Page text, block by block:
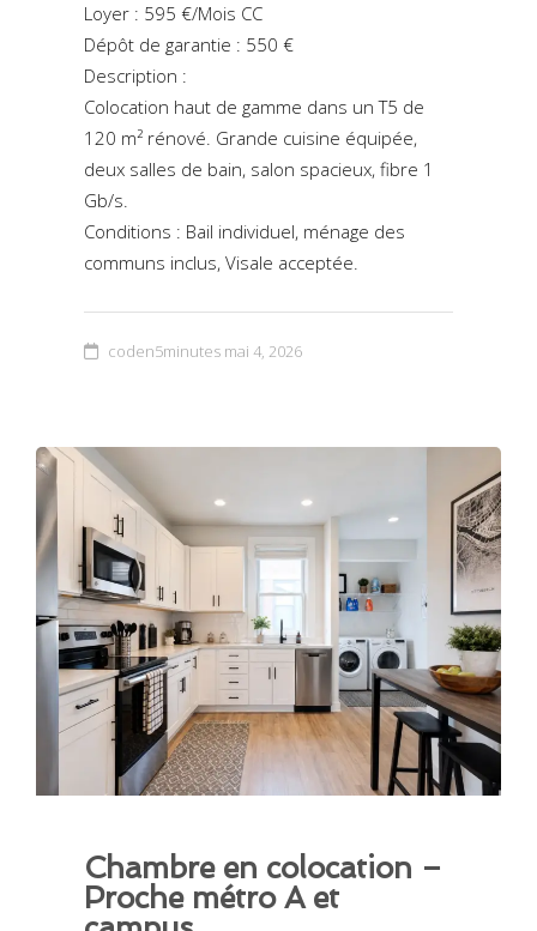
Loyer : 595 €/Mois CC
Dépôt de garantie : 550 €
Description :
Colocation haut de gamme dans un T5 de
120 m² rénové. Grande cuisine équipée,
deux salles de bain, salon spacieux, fibre 1
Gb/s.
Conditions : Bail individuel, ménage des
communs inclus, Visale acceptée.
coden5minutes mai 4, 2026
Chambre en colocation –
Proche métro A et